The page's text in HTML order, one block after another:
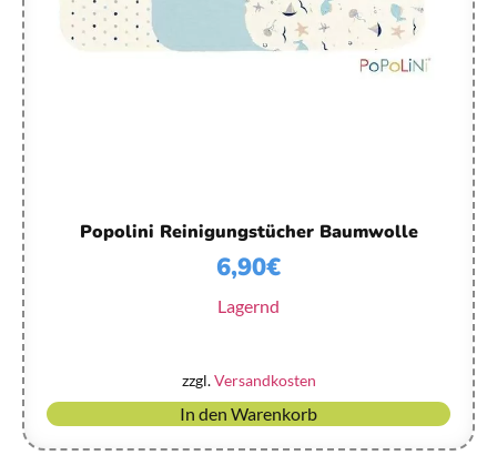
Popolini Reinigungstücher Baumwolle
6,90€
Lagernd
zzgl.Versandkosten
In den Warenkorb